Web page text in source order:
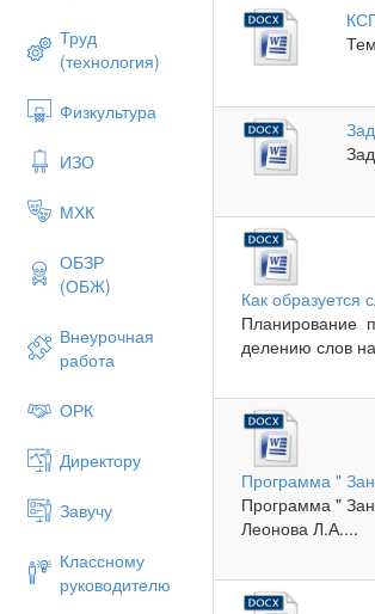
Труд
(технология)
Физкультура
ИЗО
МХК
ОБЗР
(ОБЖ)
Внеурочная
работа
ОРК
Директору
Завучу
Классному
руководителю
Как образуется
Планирование
делению слов
Программа "
Программа "
Леонова Л.А....